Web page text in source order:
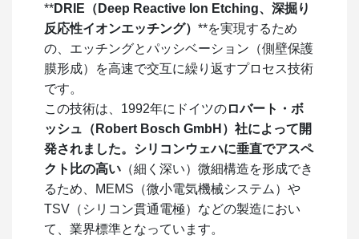
**DRIE（Deep Reactive Ion Etching、深掘り
反応性イオンエッチング） **を実現するため
の、エッチングとパッシベーション（側壁保護
膜形成）を高速で交互に繰り返すプロセス技術
です。
この技術は、1992年にドイツのロバート・ボ
ッシュ（Robert Bosch GmbH）社によって開
発されました。シリコンウェハに垂直でアスペ
クト比の高い （細く深い）微細構造を形成でき
るため、MEMS（微小電気機械システム）や
TSV（シリコン貫通電極）などの製造におい
て、業界標準となっています。